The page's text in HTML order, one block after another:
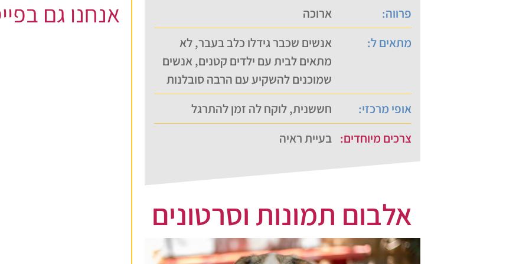
פרווה:
ארוכה
מתאים ל:
אנשים שכבר גידלו כלב בעבר, לא
מתאים לבית עם ילדים קטנים, אנשים
שמוכנים להשקיע עם הרבה סובלנות
אופי מרכזי:
חששנית, לוקח לה זמן להתרגל
צרכים מיוחדים: בעיית ראיה
אלבום תמונות וסרטונים
אנחנו גם